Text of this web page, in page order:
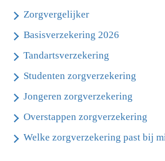
Zorgvergelijker
Basisverzekering 2026
Tandartsverzekering
Studenten zorgverzekering
Jongeren zorgverzekering
Overstappen zorgverzekering
Welke zorgverzekering past bij